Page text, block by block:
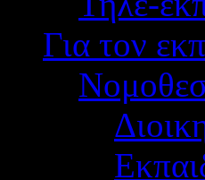
Για τον